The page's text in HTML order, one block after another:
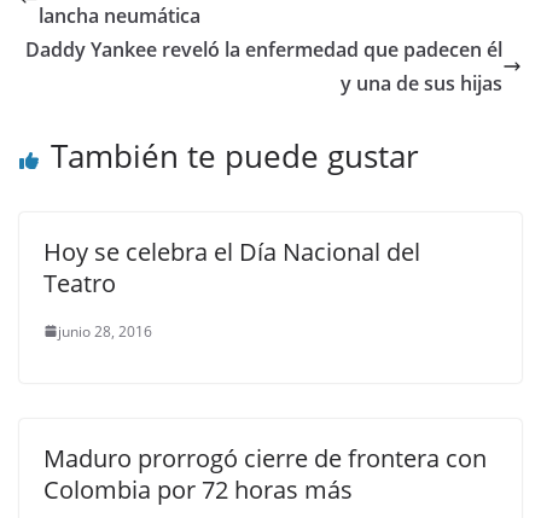
lancha neumática
Daddy Yankee reveló la enfermedad que padecen él
y una de sus hijas
También te puede gustar
Hoy se celebra el Día Nacional del
Teatro
junio 28, 2016
Maduro prorrogó cierre de frontera con
Colombia por 72 horas más